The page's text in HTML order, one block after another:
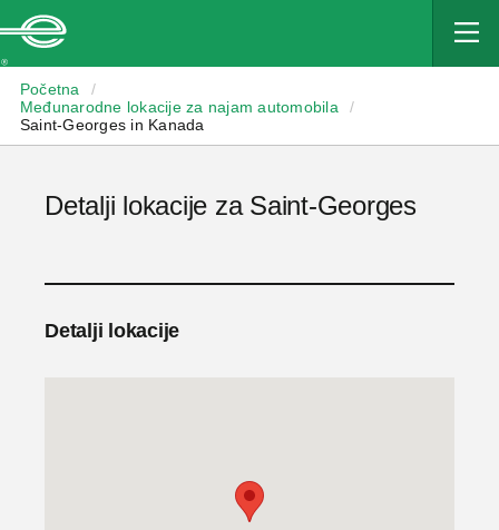
Početna
/
Međunarodne lokacije za najam automobila
/
Saint-Georges in Kanada
Detalji lokacije za Saint-Georges
Detalji lokacije